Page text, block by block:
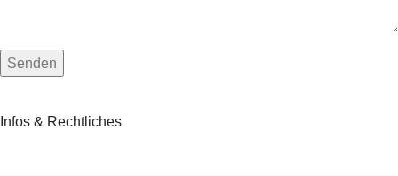
Infos & Rechtliches